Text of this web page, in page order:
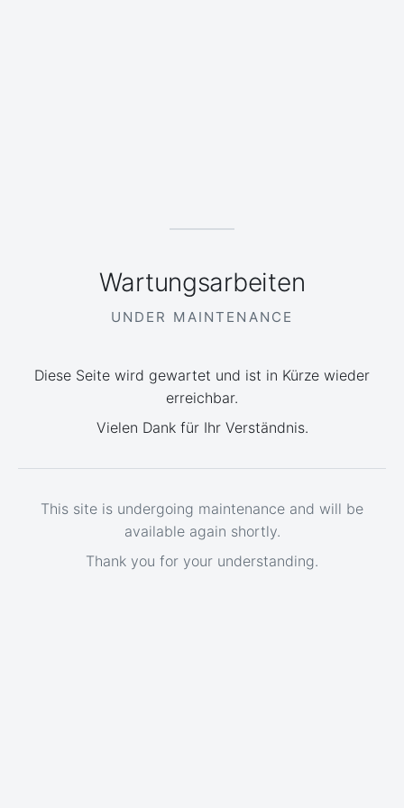
Wartungsarbeiten
UNDER MAINTENANCE
Diese Seite wird gewartet und ist in Kürze wieder
erreichbar.
Vielen Dank für Ihr Verständnis.
This site is undergoing maintenance and will be
available again shortly.
Thank you for your understanding.